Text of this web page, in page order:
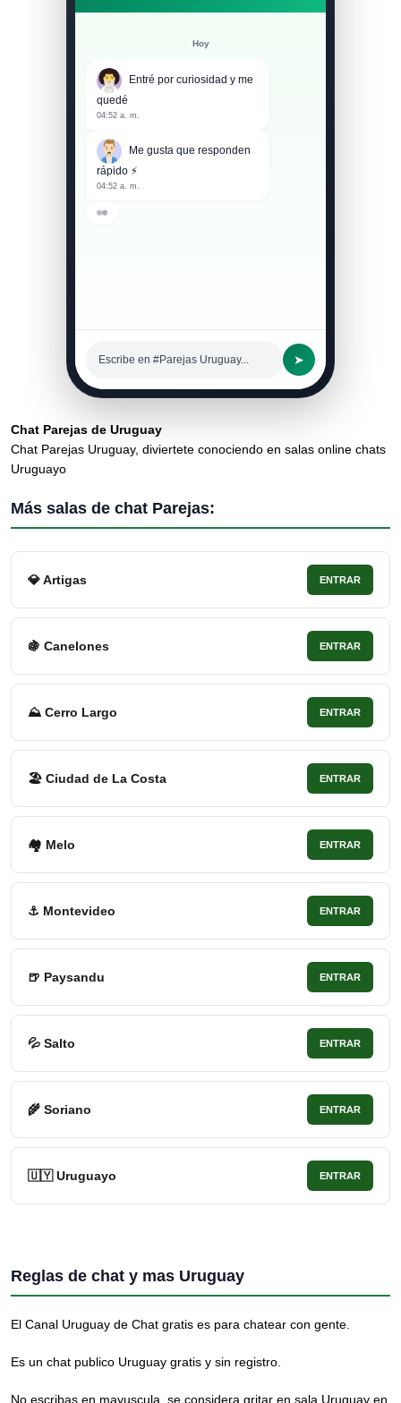
Hoy
Entré por curiosidad y me
quedé
04:52 a. m.
Me gusta que responden
rápido ⚡
04:52 a. m.
Escribe en #Parejas Uruguay... ➤
Chat Parejas de Uruguay
Chat Parejas Uruguay, diviertete conociendo en salas online chats
Uruguayo
Más salas de chat Parejas:
💎 Artigas ENTRAR
🍇 Canelones ENTRAR
⛰ Cerro Largo ENTRAR
🏖 Ciudad de La Costa ENTRAR
🏘 Melo ENTRAR
⚓ Montevideo ENTRAR
🍺 Paysandu ENTRAR
💦 Salto ENTRAR
🌾 Soriano ENTRAR
🇺🇾 Uruguayo ENTRAR
Reglas de chat y mas Uruguay
El Canal Uruguay de Chat gratis es para chatear con gente.
Es un chat publico Uruguay gratis y sin registro.
No escribas en mayuscula, se considera gritar en sala Uruguay en